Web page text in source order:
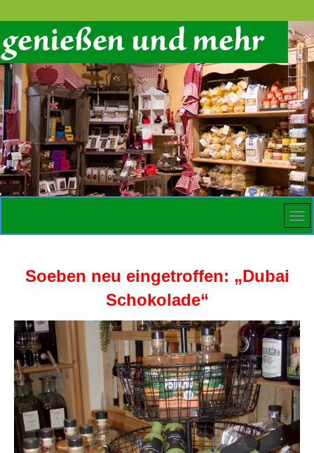
Soeben neu eingetroffen: „Dubai
Schokolade“